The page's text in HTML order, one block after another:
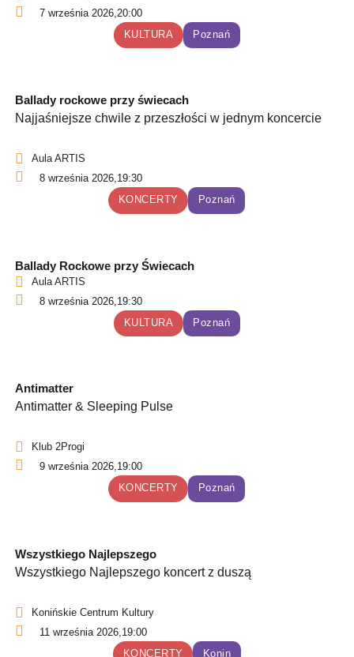
7 września 2026, 20:00
KULTURA
Poznań
Ballady rockowe przy świecach
Najjaśniejsze chwile z przeszłości w jednym koncercie
Aula ARTIS
8 września 2026,19:30
KONCERTY
Poznań
Ballady Rockowe przy Świecach
Aula ARTIS
8 września 2026, 19:30
KULTURA
Poznań
Antimatter
Antimatter & Sleeping Pulse
Klub 2Progi
9 września 2026,19:00
KONCERTY
Poznań
Wszystkiego Najlepszego
Wszystkiego Najlepszego koncert z duszą
Konińskie Centrum Kultury
11 września 2026, 19:00
KONCERTY
Konin